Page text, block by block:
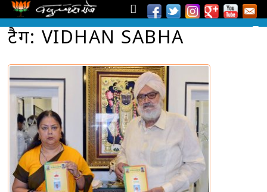
टैग: VIDHAN SABHA